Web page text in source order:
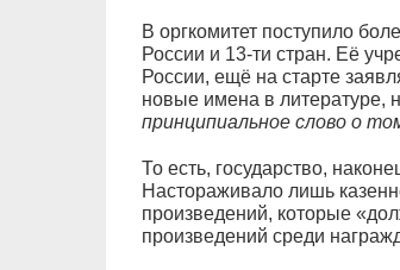
В оргкомитет поступило
России и 13-ти стран. Её
России, ещё на старте
новые имена в литературе,
принципиальное слово о
То есть, государство,
Настораживало лишь
произведений, которые
произведений среди